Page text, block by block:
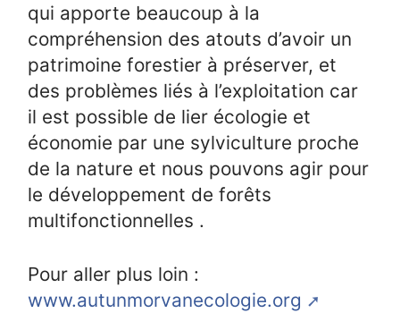
qui apporte beaucoup à la
compréhension des atouts d’avoir un
patrimoine forestier à préserver, et
des problèmes liés à l’exploitation car
il est possible de lier écologie et
économie par une sylviculture proche
de la nature et nous pouvons agir pour
le développement de forêts
multifonctionnelles .
Pour aller plus loin :
www.autunmorvanecologie.org